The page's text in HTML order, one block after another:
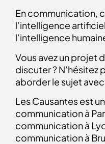
En communication,
l’intelligence
l’intelligence
Vous avez un projet
discuter ? N’hésitez
aborder le sujet
Les Causantes est
communication à
communication à
communication à